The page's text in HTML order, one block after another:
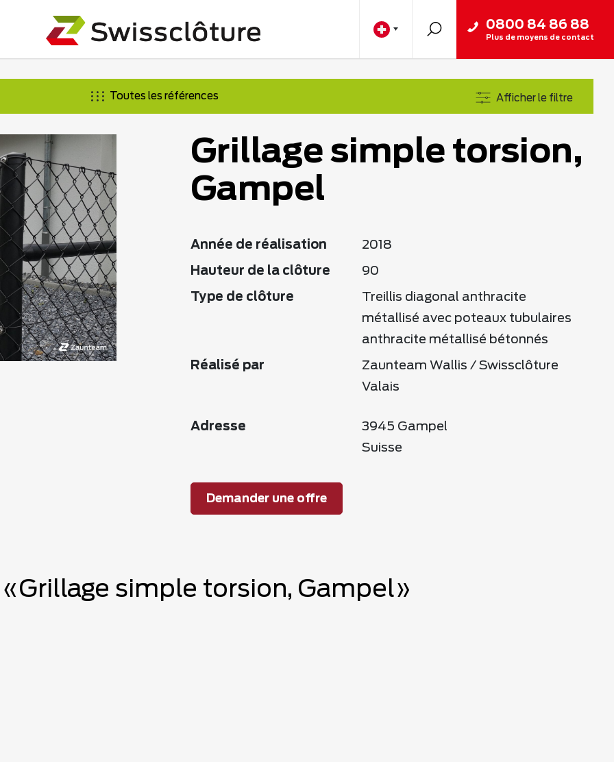
0800 84 86 88
Plus de moyens de contact
Toutes les références Afficher le filtre
Grillage simple torsion,
Gampel
Année de réalisation 2018
Hauteur de la clôture 90
Type de clôture
Treillis diagonal anthracite
métallisé avec poteaux tubulaires
anthracite métallisé bétonnés
Réalisé par
Zaunteam Wallis / Swissclôture
Valais
Adresse
3945 Gampel
Suisse
Demander une offre
simple torsion, Gampel»